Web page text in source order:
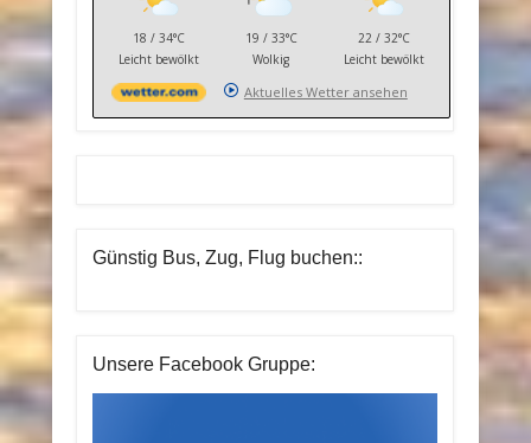
18 / 34°C
Leicht bewölkt
19 / 33°C
Wolkig
22 / 32°C
Leicht bewölkt
Aktuelles Wetter ansehen
Günstig Bus, Zug, Flug buchen::
Unsere Facebook Gruppe: